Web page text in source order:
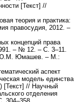
[Текст] //
теория и практика:
правосудия, 2012. –
концепций права
– № 12. – С. 3–11.
Ю.М. Юмашев. – М.:
аспект
модель единства
[Текст] // Научный
отделения